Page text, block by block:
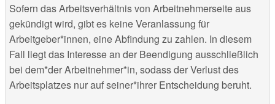
Sofern das Arbeitsverhältnis von Arbeitnehmerseite aus
gekündigt wird, gibt es keine Veranlassung für
Arbeitgeber*innen, eine Abfindung zu zahlen. In diesem
Fall liegt das Interesse an der Beendigung ausschließlich
bei dem*der Arbeitnehmer*in, sodass der Verlust des
Arbeitsplatzes nur auf seiner*ihrer Entscheidung beruht.